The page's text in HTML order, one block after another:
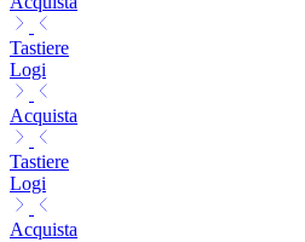
Tastiere
Logi
Acquista
Tastiere
Logi
Acquista